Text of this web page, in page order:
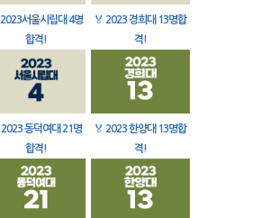
2023서울시립대 4명
합격!
🏅 2023 경희대 13명합
격!
2023 동덕여대 21명
합격!
🏅 2023 한양대 13명합
격!